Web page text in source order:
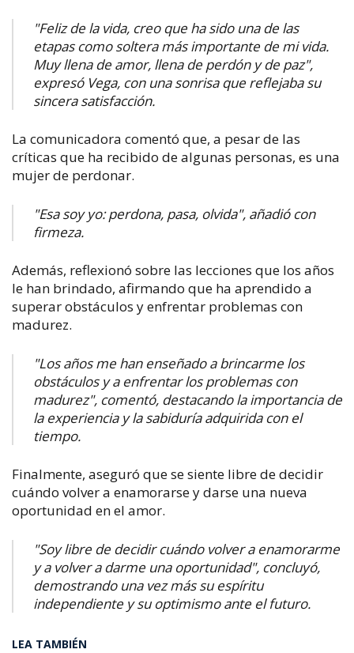
"Feliz de la vida, creo que ha sido una de las
etapas como soltera más importante de mi vida.
Muy llena de amor, llena de perdón y de paz",
expresó Vega, con una sonrisa que reflejaba su
sincera satisfacción.
La comunicadora comentó que, a pesar de las
críticas que ha recibido de algunas personas, es una
mujer de perdonar.
"Esa soy yo: perdona, pasa, olvida", añadió con
firmeza.
Además, reflexionó sobre las lecciones que los años
le han brindado, afirmando que ha aprendido a
superar obstáculos y enfrentar problemas con
madurez.
​"Los años me han enseñado a brincarme los
obstáculos y a enfrentar los problemas con
madurez", comentó, destacando la importancia de
la experiencia y la sabiduría adquirida con el
tiempo.
Finalmente, aseguró que se siente libre de decidir
cuándo volver a enamorarse y darse una nueva
oportunidad en el amor.
"Soy libre de decidir cuándo volver a enamorarme
y a volver a darme una oportunidad", concluyó,
demostrando una vez más su espíritu
independiente y su optimismo ante el futuro.
LEA TAMBIÉN